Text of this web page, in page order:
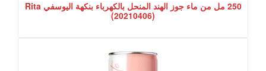
250 مل من ماء جوز الهند المنحل بالكهرباء بنكهة اليوسفي Rita
(20210406)